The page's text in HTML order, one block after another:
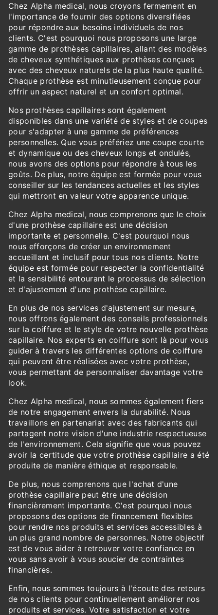
Chez Alpha medical, nous croyons fermement en
l'importance de fournir des options diversifiées
pour répondre aux besoins individuels de nos
clients. C'est pourquoi nous proposons une large
gamme de prothèses capillaires, allant des modèles
de cheveux synthétiques aux prothèses conçues
avec des cheveux naturels de la plus haute qualité.
Chaque prothèse est minutieusement conçue pour
offrir un aspect naturel et un confort optimal.
Nos prothèses capillaires sont également
disponibles dans une variété de styles et de coupes
pour s'adapter à une gamme de préférences
personnelles. Que vous préfériez une coupe courte
et dynamique ou des cheveux longs et ondulés,
nous avons des options pour répondre à tous les
goûts. De plus, notre équipe est formée pour vous
conseiller sur les tendances actuelles et les styles
qui mettront en valeur votre apparence unique.
Chez Alpha medical, nous comprenons que le choix
d'une prothèse capillaire est une décision
importante et personnelle. C'est pourquoi nous
nous efforçons de créer un environnement
accueillant et inclusif pour tous nos clients. Notre
équipe est formée pour respecter la confidentialité
et la sensibilité entourant le processus de sélection
et d'ajustement d'une prothèse capillaire.
En plus de nos services d'ajustement sur mesure,
nous offrons également des conseils professionnels
sur la coiffure et le style de votre nouvelle prothèse
capillaire. Nos experts en coiffure sont là pour vous
guider à travers les différentes options de coiffure
qui peuvent être réalisées avec votre prothèse,
vous permettant de personnaliser davantage votre
look.
Chez Alpha medical, nous sommes également fiers
de notre engagement envers la durabilité. Nous
travaillons en partenariat avec des fabricants qui
partagent notre vision d'une industrie respectueuse
de l'environnement. Cela signifie que vous pouvez
avoir la certitude que votre prothèse capillaire a été
produite de manière éthique et responsable.
De plus, nous comprenons que l'achat d'une
prothèse capillaire peut être une décision
financièrement importante. C'est pourquoi nous
proposons des options de financement flexibles
pour rendre nos produits et services accessibles à
un plus grand nombre de personnes. Notre objectif
est de vous aider à retrouver votre confiance en
vous sans avoir à vous soucier de contraintes
financières.
Enfin, nous sommes toujours à l'écoute des retours
de nos clients pour continuellement améliorer nos
produits et services. Votre satisfaction et votre